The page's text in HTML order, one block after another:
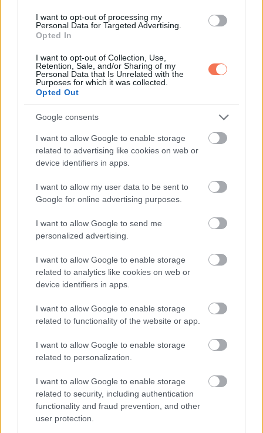
I want to opt-out of processing my
Personal Data for Targeted Advertising.
Opted In
I want to opt-out of Collection, Use,
Retention, Sale, and/or Sharing of my
Personal Data that Is Unrelated with the
Purposes for which it was collected.
Opted Out
Google consents
I want to allow Google to enable storage
related to advertising like cookies on web or
device identifiers in apps.
I want to allow my user data to be sent to
Google for online advertising purposes.
I want to allow Google to send me
personalized advertising.
I want to allow Google to enable storage
related to analytics like cookies on web or
device identifiers in apps.
I want to allow Google to enable storage
related to functionality of the website or app.
I want to allow Google to enable storage
related to personalization.
I want to allow Google to enable storage
related to security, including authentication
functionality and fraud prevention, and other
user protection.
„Ez nem védelem volt” mondta Marlene tárgyilagosan. „Ez
irányítás.”
„Nem volt jogod hozzá” mondtam, és a hangom megrepedt.
„Azt próbáltam óvni, ami még megmaradt neked” suttogta
„Semmit nem óvtál meg” feleltem halkan, keményebben,
Értettem, hogy Jess mit érezhetett. Bűntudatot, félelmet,
De Evie ott szuszogott a vállamon, meleg volt és
biztonságban, és ettől még jobban fájt.
„De a gyerekét itt hagyta” mondtam lassan, minden szóval
kontrollálva magam. „Bármit érzett, ez akkor sem mentség.”
Evie-t. Megígérte nekem. Azt mondta, Evie úgy néz rád,
mintha te lennél az egész világa. Ezt nem akarja elvenni
„És te hagytad, hogy egy ígéret helyettesítse az igazat.”